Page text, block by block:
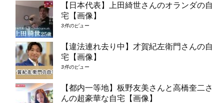
【日本代表】上田綺世さんのオランダの自
宅【画像】
3件のビュー
【違法連れ去り中】才賀紀左衛門さんの自
宅【画像】
3件のビュー
【都内一等地】板野友美さんと高橋奎二さ
んの超豪華な自宅【画像】